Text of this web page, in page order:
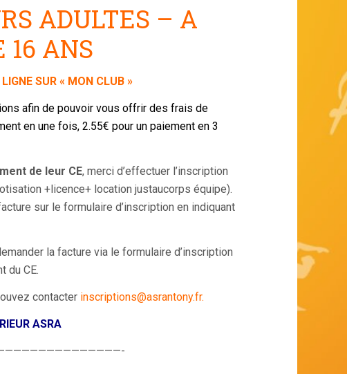
ADULTES – A
16 ANS
SUR « MON CLUB »
afin de pouvoir vous offrir des frais de
en une fois, 2.55€ pour un paiement en 3
de leur CE, merci d’effectuer l’inscription
+licence+ location justaucorps équipe).
sur le formulaire d’inscription en indiquant
la facture via le formulaire d’inscription
du CE.
contacter inscriptions@asrantony.fr.
ASRA